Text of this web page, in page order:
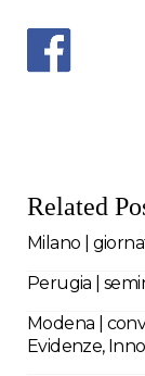
Related
Milano |
Perugia |
Modena |
Evidenze,